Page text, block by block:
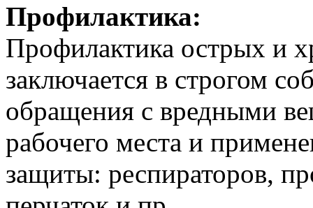
Профилактика:
Профилактика острых и
заключается в строгом
обращения с вредными
рабочего места и
защиты: респираторов,